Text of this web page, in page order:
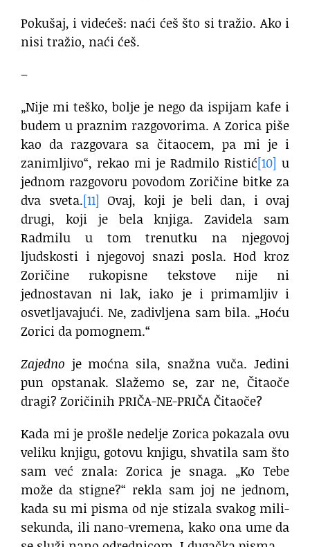
Pokušaj, i videćeš: naći ćeš što si tražio. Ako i
nisi tražio, naći ćeš.
–
„Nije mi teško, bolje je nego da ispijam kafe i
budem u praznim razgovorima. A Zorica piše
kao da razgovara sa čitaocem, pa mi je i
zanimljivo“, rekao mi je Radmilo Ristić[10] u
jednom razgovoru povodom Zoričine bitke za
dva sveta.[11] Ovaj, koji je beli dan, i ovaj
drugi, koji je bela knjiga. Zavidela sam
Radmilu u tom trenutku na njegovoj
ljudskosti i njegovoj snazi posla. Hod kroz
Zoričine rukopisne tekstove nije ni
jednostavan ni lak, iako je i primamljiv i
osvetljavajući. Ne, zadivljena sam bila. „Hoću
Zorici da pomognem.“
Zajedno je moćna sila, snažna vuča. Jedini
pun opstanak. Slažemo se, zar ne, Čitaoče
dragi? Zoričinih PRIČA-NE-PRIČA Čitaoče?
Kada mi je prošle nedelje Zorica pokazala ovu
veliku knjigu, gotovu knjigu, shvatila sam što
sam već znala: Zorica je snaga. „Ko Tebe
može da stigne?“ rekla sam joj ne jednom,
kada su mi pisma od nje stizala svakog mili-
sekunda, ili nano-vremena, kako ona ume da